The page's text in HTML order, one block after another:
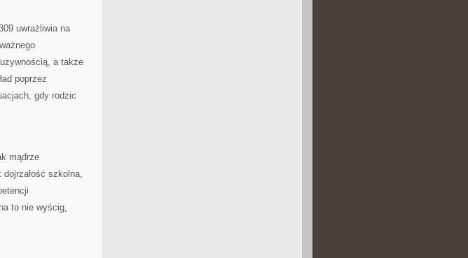
uwrażliwia na
a także
poprzez
gdy rodzic
mądrze
szkolna,
to nie wyścig,